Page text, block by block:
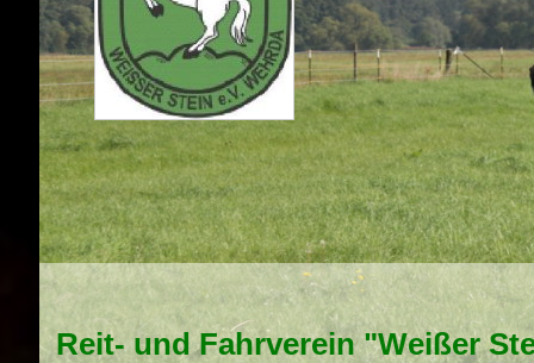
Reit- und Fahrverein "Weißer